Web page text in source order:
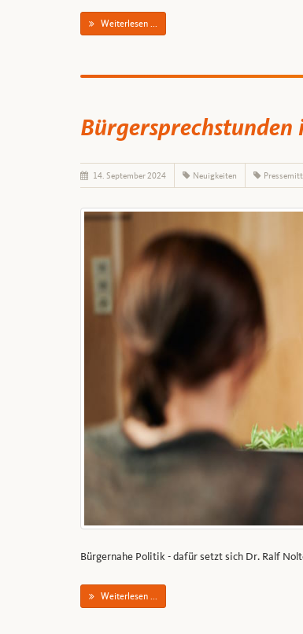
Weiterlesen ...
Bürgersprechstunden
14. September 2024 Neuigkeiten
Bürgernahe Politik - dafür setzt sich Dr. Ralf
Weiterlesen ...